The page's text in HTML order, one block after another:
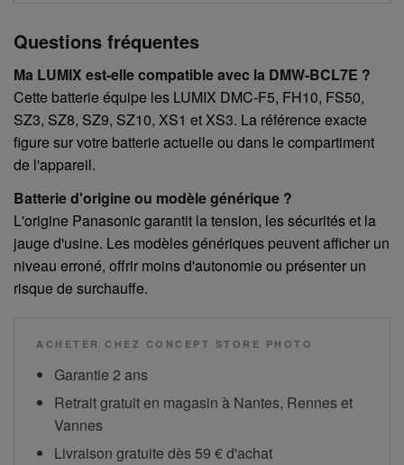
Questions fréquentes
Ma LUMIX est-elle compatible avec la DMW-BCL7E ?
Cette batterie équipe les LUMIX DMC-F5, FH10, FS50,
SZ3, SZ8, SZ9, SZ10, XS1 et XS3. La référence exacte
figure sur votre batterie actuelle ou dans le compartiment
de l'appareil.
Batterie d'origine ou modèle générique ?
L'origine Panasonic garantit la tension, les sécurités et la
jauge d'usine. Les modèles génériques peuvent afficher un
niveau erroné, offrir moins d'autonomie ou présenter un
risque de surchauffe.
ACHETER CHEZ CONCEPT STORE PHOTO
Garantie 2 ans
Retrait gratuit en magasin à Nantes, Rennes et
Vannes
Livraison gratuite dès 59 € d'achat